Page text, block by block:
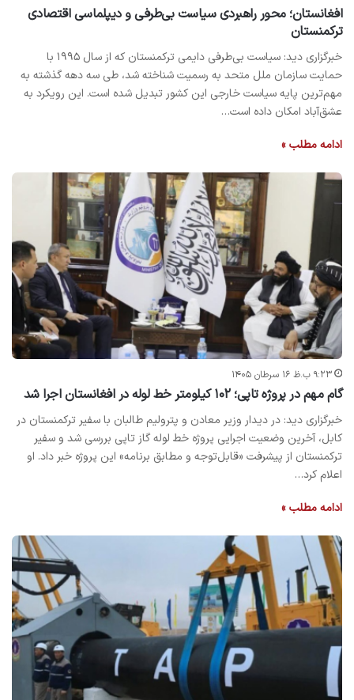
افغانستان؛ محور راهبردی سیاست بی‌طرفی و دیپلماسی اقتصادی
ترکمنستان
خبرگزاری دید: سیاست بی‌طرفی دایمی ترکمنستان که از سال ۱۹۹۵ با
حمایت سازمان ملل متحد به رسمیت شناخته شد، طی سه دهه گذشته به
مهم‌ترین پایه سیاست خارجی این کشور تبدیل شده است. این رویکرد به
عشق‌آباد امکان داده است…
ادامه مطلب »
۹:۲۳ ب.ظ ۱۶ سرطان ۱۴۰۵
گام مهم در پروژه تاپی؛ ۱۰۲ کیلومتر خط لوله در افغانستان اجرا شد
خبرگزاری دید: در دیدار وزیر معادن و پترولیم طالبان با سفیر ترکمنستان در
کابل، آخرین وضعیت اجرایی پروژه خط لوله گاز تاپی بررسی شد و سفیر
ترکمنستان از پیشرفت «قابل‌توجه و مطابق برنامه» این پروژه خبر داد. او
اعلام کرد…
ادامه مطلب »